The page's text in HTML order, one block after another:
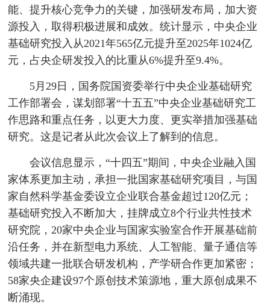
能、提升核心竞争力的关键，加强研发布局，加大资
源投入，取得积极进展和成效。统计显示，中央企业
基础研究投入从2021年565亿元提升至2025年1024亿
元，占央企研发投入的比重从6%提升至9.4%。
5月29日，国务院国资委举行中央企业基础研究
工作部署会，谋划部署“十五五”中央企业基础研究工
作思路和重点任务，以更大力度、更实举措加强基础
研究。这是记者从此次会议上了解到的信息。
会议信息显示，“十四五”期间，中央企业融入国
家体系更加主动，承担一批国家基础研究项目，与国
家自然科学基金委设立企业联合基金超过120亿元；
基础研究投入不断加大，挂牌成立8个行业共性技术
研究院，20家中央企业与国家实验室合作开展基础前
沿任务，并在新型电力系统、人工智能、量子通信等
领域共建一批联合研发机构，产学研合作更加紧密；
58家央企建设97个原创技术策源地，重大原创成果不
断涌现。